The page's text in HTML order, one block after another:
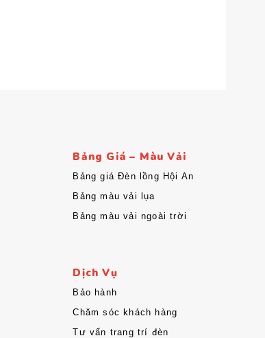
Bảng Giá – Màu Vải
Bảng giá Đèn lồng Hội An
Bảng màu vải lụa
Bảng màu vải ngoài trời
Dịch Vụ
Bảo hành
Chăm sóc khách hàng
Tư vấn trang trí đèn